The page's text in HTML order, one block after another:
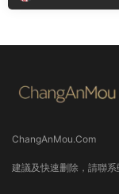
ChangAnMou.Com
建議及快速删除，請聯系